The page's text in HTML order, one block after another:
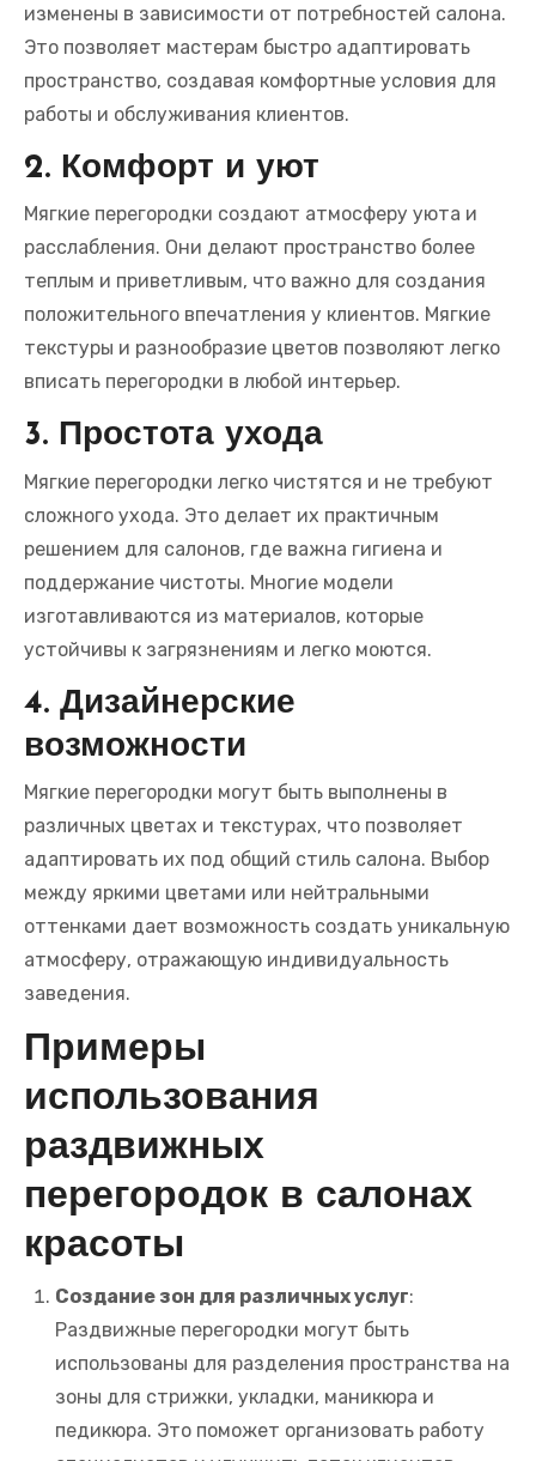
изменены в зависимости от потребностей салона.
Это позволяет мастерам быстро адаптировать
пространство, создавая комфортные условия для
работы и обслуживания клиентов.
2. Комфорт и уют
Мягкие перегородки создают атмосферу уюта и
расслабления. Они делают пространство более
теплым и приветливым, что важно для создания
положительного впечатления у клиентов. Мягкие
текстуры и разнообразие цветов позволяют легко
вписать перегородки в любой интерьер.
3. Простота ухода
Мягкие перегородки легко чистятся и не требуют
сложного ухода. Это делает их практичным
решением для салонов, где важна гигиена и
поддержание чистоты. Многие модели
изготавливаются из материалов, которые
устойчивы к загрязнениям и легко моются.
4. Дизайнерские
возможности
Мягкие перегородки могут быть выполнены в
различных цветах и текстурах, что позволяет
адаптировать их под общий стиль салона. Выбор
между яркими цветами или нейтральными
оттенками дает возможность создать уникальную
атмосферу, отражающую индивидуальность
заведения.
Примеры
использования
раздвижных
перегородок в салонах
красоты
Создание зон для различных услуг:
Раздвижные перегородки могут быть
использованы для разделения пространства на
зоны для стрижки, укладки, маникюра и
педикюра. Это поможет организовать работу